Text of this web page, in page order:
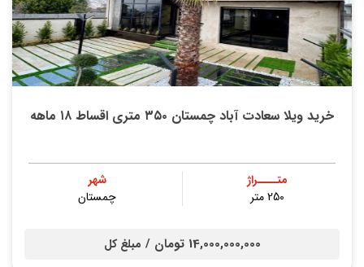
خرید ویلا سعادت آباد چمستان ۳۵۰ متری اقساط ۱۸ ماهه
متــــراژ
250 متر
شهر
چمستان
14,000,000,000 تومان / مبلغ کل